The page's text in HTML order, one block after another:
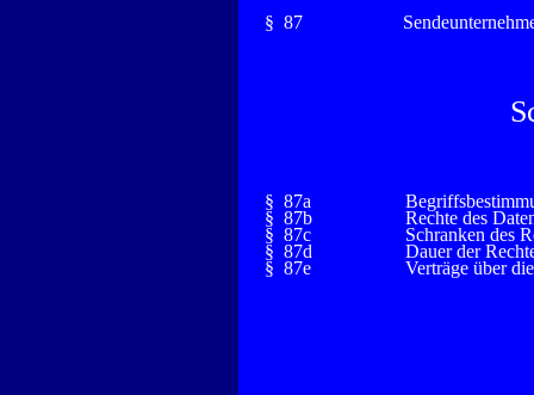
§ 87
§ 87a
§ 87b
Rechte des
§ 87c
Schranken des
§ 87d
Dauer der
§ 87e
Verträge über